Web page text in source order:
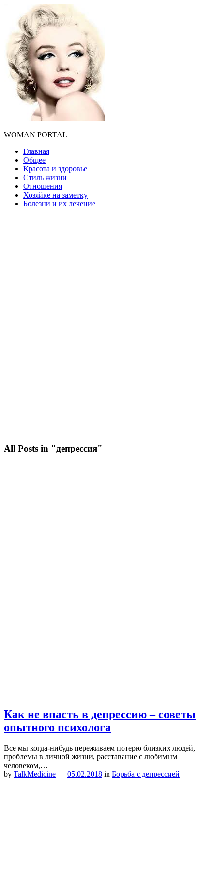
WOMAN PORTAL
Главная
Общее
Красота и здоровье
Стиль жизни
Отношения
Хозяйке на заметку
Болезни и их лечение
All Posts in "депрессия"
Как не впасть в депрессию – советы
опытного психолога
Все мы когда-нибудь переживаем потерю близких людей,
проблемы в личной жизни, расставание с любимым
человеком,…
by TalkMedicine — 05.02.2018 in Борьба с депрессией